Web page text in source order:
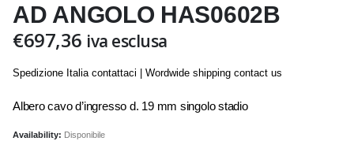
AD ANGOLO HAS0602B
€697,36 iva esclusa
Spedizione Italia contattaci | Wordwide shipping contact us
Albero cavo d’ingresso d. 19 mm singolo stadio
Availability: Disponibile